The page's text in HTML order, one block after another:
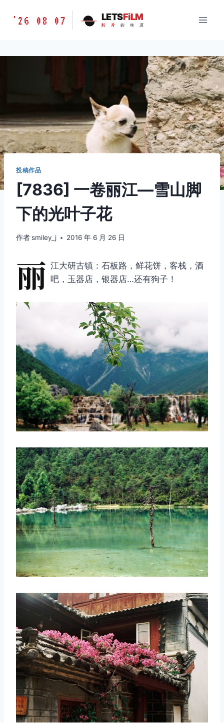
胶
味
'26 08 07 LETSFiLM
胶 片 的 味 道
投稿作品
[7836] 一卷丽江—雪山脚
下的光叶子花
作者smiley_j 2016 年 6 月 26 日
丽 江大研古镇：石板路，鲜花饼，客栈，酒
吧，玉器店，银器店…还有狗子！